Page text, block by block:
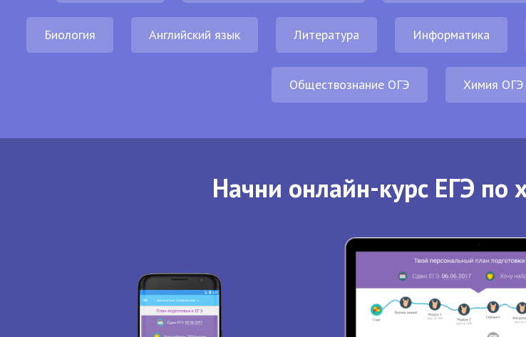
Биология Английский язык Литература Информатика
Обществознание ОГЭ Химия ОГЭ
Начни онлайн-курс ЕГЭ по